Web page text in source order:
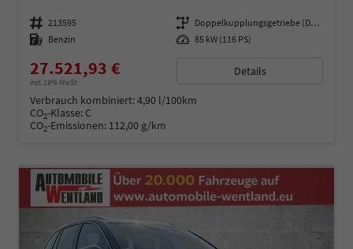
Fahrzeugnummer 213595 Getriebe
Doppelkupplungsgetriebe (DSG)
Kraftstoff Benzin Leistung 85 kW (116 PS)
27.521,93 €
incl. 19% MwSt.
Details
Verbrauch kombiniert:4,90 l/100km
CO2-Klasse: C
CO2-Emissionen: 112,00 g/km